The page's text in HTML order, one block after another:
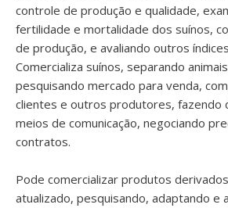
controle de produção e qualidade,
fertilidade e mortalidade dos suínos,
de produção, e avaliando outros
Comercializa suínos, separando
pesquisando mercado para venda,
clientes e outros produtores, fazendo
meios de comunicação, negociando
contratos.
Pode comercializar produtos
atualizado, pesquisando, adaptando e